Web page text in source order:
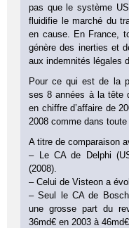
pas que le système
fluidifie le marché du
en cause. En France,
génère des inerties et
aux indemnités légales
Pour ce qui est de la
ses 8 années à la tête
en chiffre d’affaire de
2008 comme dans toute
A titre de comparaison
– Le CA de Delphi
(2008).
– Celui de Visteon a
– Seul le CA de Bosch
une grosse part du
36md€ en 2003 à